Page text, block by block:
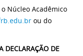
Núcleo Acadêmico
ou do
DECLARAÇÃO DE